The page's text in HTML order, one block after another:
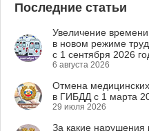
Последние статьи
Увеличение
в новом режиме
с 1 сентября 2026
6 августа 2026
Отмена
в ГИБДД с 1 марта
29 июля 2026
За какие